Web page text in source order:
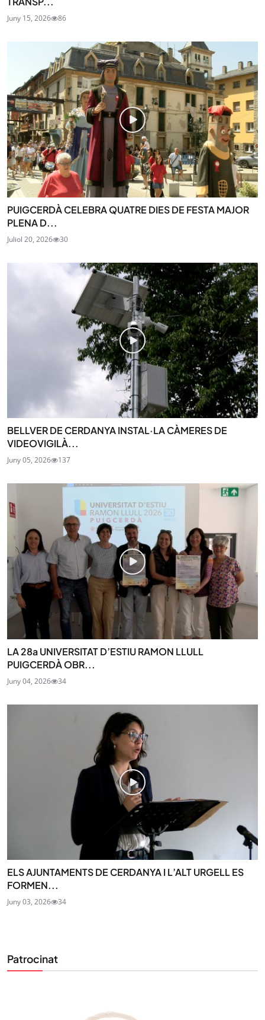
Juny 15, 2026 86
PUIGCERDÀ CELEBRA QUATRE DIES DE FESTA MAJOR
PLENA D...
Juliol 20, 2026 30
BELLVER DE CERDANYA INSTAL·LA CÀMERES DE
VIDEOVIGILÀ...
Juny 05, 2026 137
LA 28a UNIVERSITAT D’ESTIU RAMON LLULL
PUIGCERDÀ OBR...
Juny 04, 2026 34
ELS AJUNTAMENTS DE CERDANYA I L’ALT URGELL ES
FORMEN...
Juny 03, 2026 34
Patrocinat
al teu correu. Subscriu-te al nostre butlletí i segueix